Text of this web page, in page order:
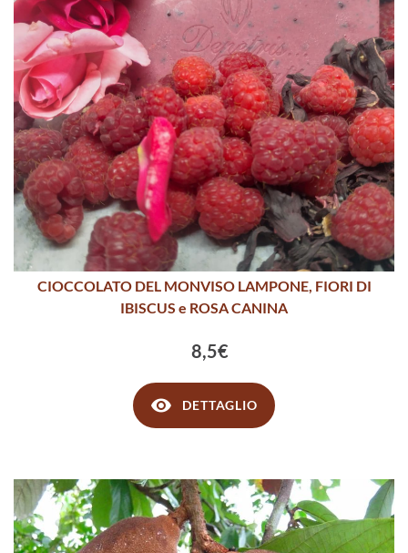
CIOCCOLATO DEL MONVISO LAMPONE, FIORI DI
IBISCUS e ROSA CANINA
8,5€
DETTAGLIO